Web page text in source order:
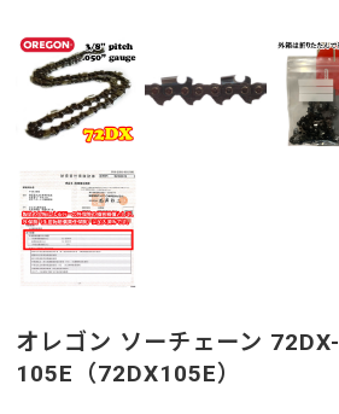
オレゴン ソーチェーン 72DX-
105E（72DX105E）